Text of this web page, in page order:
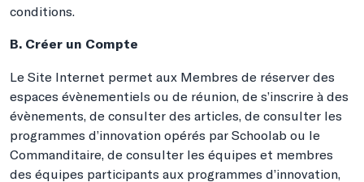
conditions.
B. Créer un Compte
Le Site Internet permet aux Membres de réserver des
espaces évènementiels ou de réunion, de s’inscrire à des
évènements, de consulter des articles, de consulter les
programmes d’innovation opérés par Schoolab ou le
Commanditaire, de consulter les équipes et membres
des équipes participants aux programmes d’innovation,